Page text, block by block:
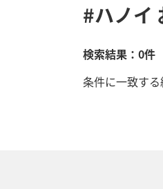
#ハノイ
検索結果：0件
条件に一致す